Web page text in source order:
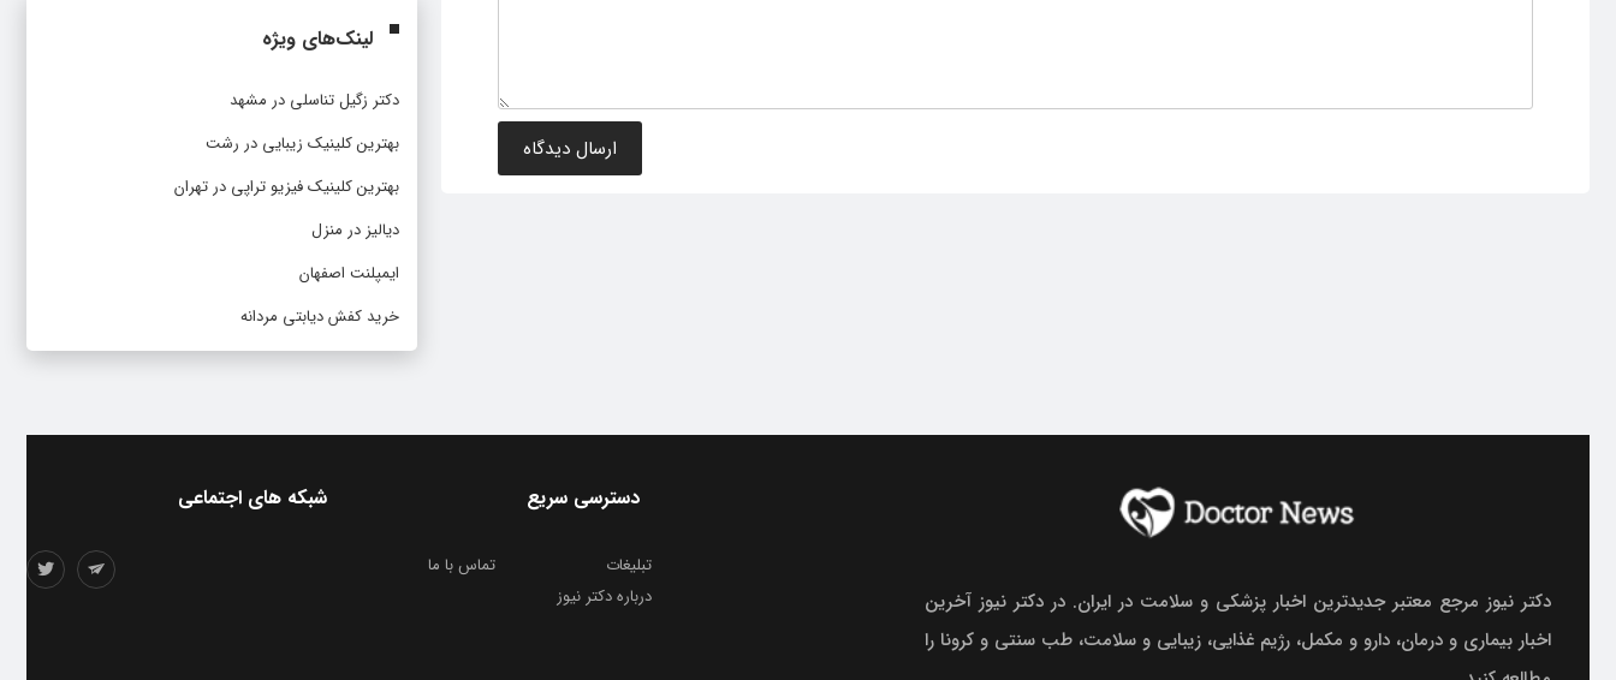
لینک‌های ویژه
دکتر زگیل تناسلی در مشهد
بهترین کلینیک زیبایی در رشت
بهترین کلینیک فیزیو تراپی در تهران
دیالیز در منزل
ایمپلنت اصفهان
خرید کفش دیابتی مردانه
دکتر نیوز مرجع معتبر جدیدترین اخبار پزشکی و سلامت در ایران. در دکتر نیوز آخرین
اخبار بیماری و درمان، دارو و مکمل، رژیم غذایی، زیبایی و سلامت، طب سنتی و کرونا را
شبکه های اجتماعی دسترسی سریع
تبلیغات
تماس با ما
درباره دکتر نیوز